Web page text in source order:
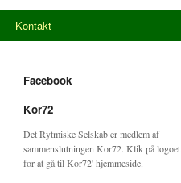
Kontakt
Facebook
Kor72
Det Rytmiske Selskab er medlem af
sammenslutningen Kor72. Klik på logoet
for at gå til Kor72' hjemmeside.